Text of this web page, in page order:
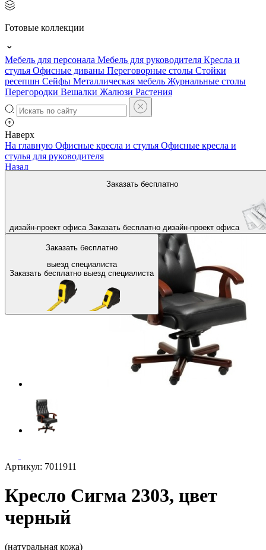
Готовые коллекции
Мебель для персонала Мебель для руководителя Кресла и
стулья Офисные диваны Переговорные столы Стойки
ресепшн Сейфы Металлическая мебель Журнальные столы
Перегородки Вешалки Жалюзи Растения
Наверх
Заказать бесплатно
дизайн-проект офиса Заказать бесплатно дизайн-проект офиса
Заказать бесплатно
выезд специалиста
Заказать бесплатно выезд специалиста
На главную Офисные кресла и стулья Офисные кресла и
стулья для руководителя
Назад
Артикул: 7011911
Кресло Сигма 2303, цвет
черный
(натуральная кожа)